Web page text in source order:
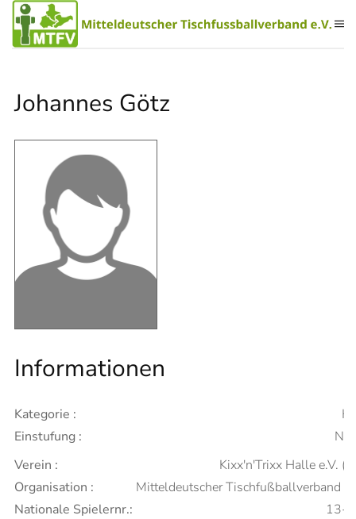
Zum Hauptinhalt springen
Johannes Götz
Informationen
Kategorie :
Einstufung :
Verein :
Kixx'n'Trixx Halle e.V.
Organisation :
Mitteldeutscher Tischfußballverband
Nationale Spielernr.:
13-